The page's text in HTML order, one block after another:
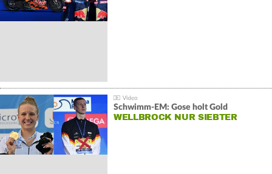
Schwimm-EM: Gose holt Gold
WELLBROCK NUR SIEBTER